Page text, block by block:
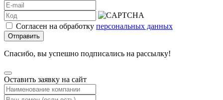
Согласен на обработку персональных данных
Отправить
Спасибо, вы успешно подписались на рассылку!
Оставить заявку на сайт